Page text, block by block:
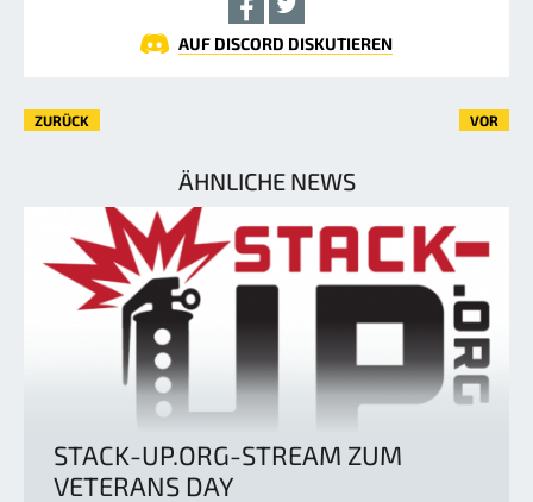
AUF DISCORD DISKUTIEREN
ZURÜCK VOR
ÄHNLICHE NEWS
STACK-UP.ORG-STREAM ZUM
VETERANS DAY